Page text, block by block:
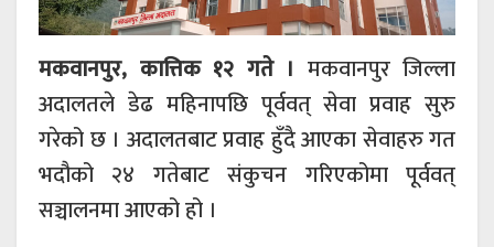
मकवानपुर, कात्तिक १२ गते । मकवानपुर जिल्ला
अदालतले डेढ महिनापछि पूर्ववत् सेवा प्रवाह सुरु
गरेको छ । अदालतबाट प्रवाह हुँदै आएका सेवाहरु गत
भदौको २४ गतेबाट संकुचन गरिएकोमा पूर्ववत्
सञ्चालनमा आएको हो ।